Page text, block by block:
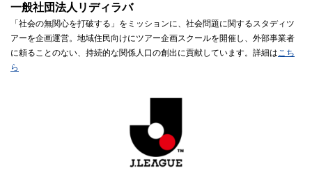
一般社団法人リディラバ
「社会の無関心を打破する」をミッションに、社会問題に関するスタディツ
アーを企画運営。地域住民向けにツアー企画スクールを開催し、外部事業者
に頼ることのない、持続的な関係人口の創出に貢献しています。詳細はこち
ら